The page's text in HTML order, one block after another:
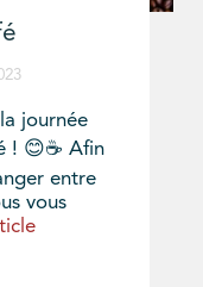
journée
! 😊☕ Afin
entre
vous